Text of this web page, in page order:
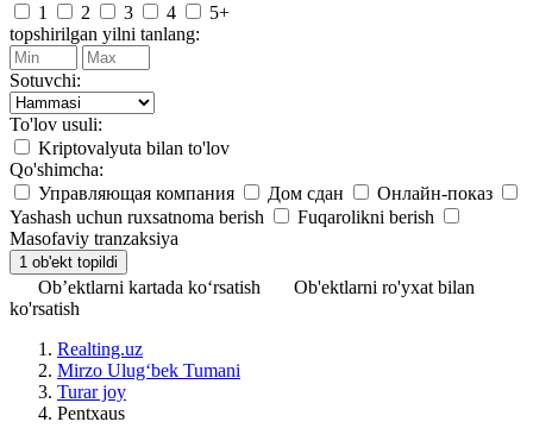
1
2 3 4
5+
topshirilgan yilni tanlang:
Sotuvchi:
To'lov usuli:
Kriptovalyuta bilan to'lov
Qo'shimcha:
Управляющая компания
Дом сдан
Онлайн-показ
Yashash uchun ruxsatnoma berish
Fuqarolikni berish
Masofaviy tranzaksiya
Ob’ektlarni kartada ko‘rsatish
Ob'ektlarni ro'yxat bilan
ko'rsatish
Realting.uz
Mirzo Ulug‘bek Tumani
Turar joy
Pentxaus